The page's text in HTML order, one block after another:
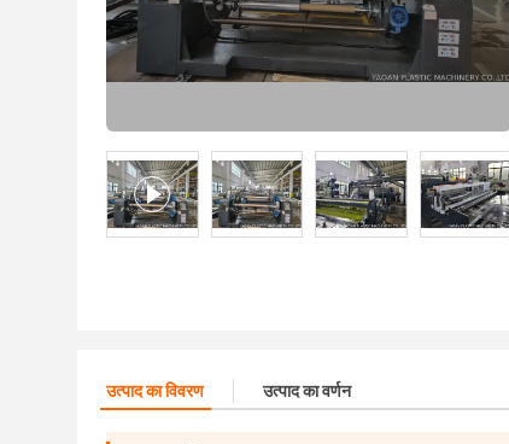
उत्पाद का विवरण उत्पाद का वर्णन